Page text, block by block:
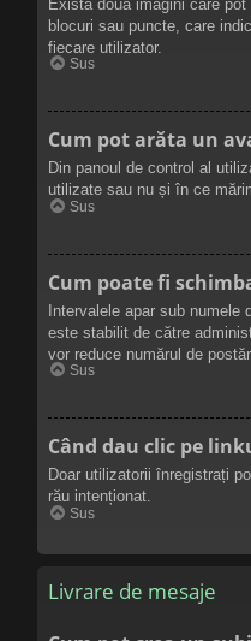
Există două imagini care
blocuri sau puncte, care
fiecare utilizator.
Sus
Cum pot arăta un
Din panoul de control al
utilizate sau nu și în ce
Sus
Cum poate fi
Intervalele apar sub
este stabilit de către
vor reduce numărul de
Sus
Când dau clic pe
Doar utilizatorii înregistrați
rău intenționat.
Sus
Livrare de mesaje